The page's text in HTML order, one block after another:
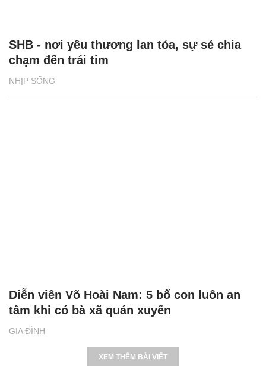
NHỊP SỐNG
SHB - nơi yêu thương lan tỏa, sự sẻ chia
chạm đến trái tim
GIA ĐÌNH
Diễn viên Võ Hoài Nam: 5 bố con luôn an
tâm khi có bà xã quán xuyến
XEM THÊM BÀI VIẾT